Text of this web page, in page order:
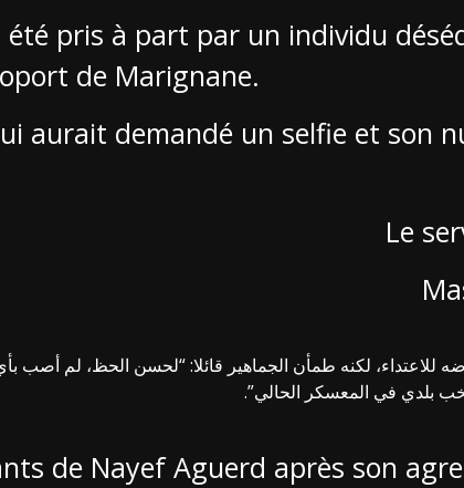
été pris à part par un individu
de Marignane.
aurait demandé un selfie et son
Le
أكد فيه تعرضه للاعتداء، لكنه طمأن الجماهير قائلا: “لحسن
بلدي في المعسكر الحالي”.
de Nayef Aguerd après son